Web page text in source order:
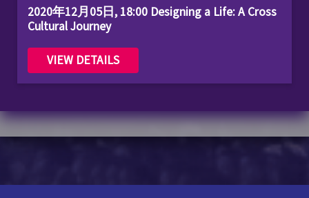
2020年12月05日, 18:00 Designing a Life: A Cross
Cultural Journey
VIEW DETAILS